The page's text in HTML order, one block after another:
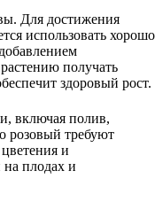
Для достижения
использовать хорошо
получать
здоровый рост.
включая полив,
розовый требуют
и
плодах и